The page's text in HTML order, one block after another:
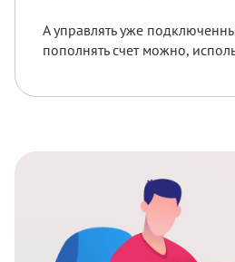
А управлять уже
пополнять счет можно,